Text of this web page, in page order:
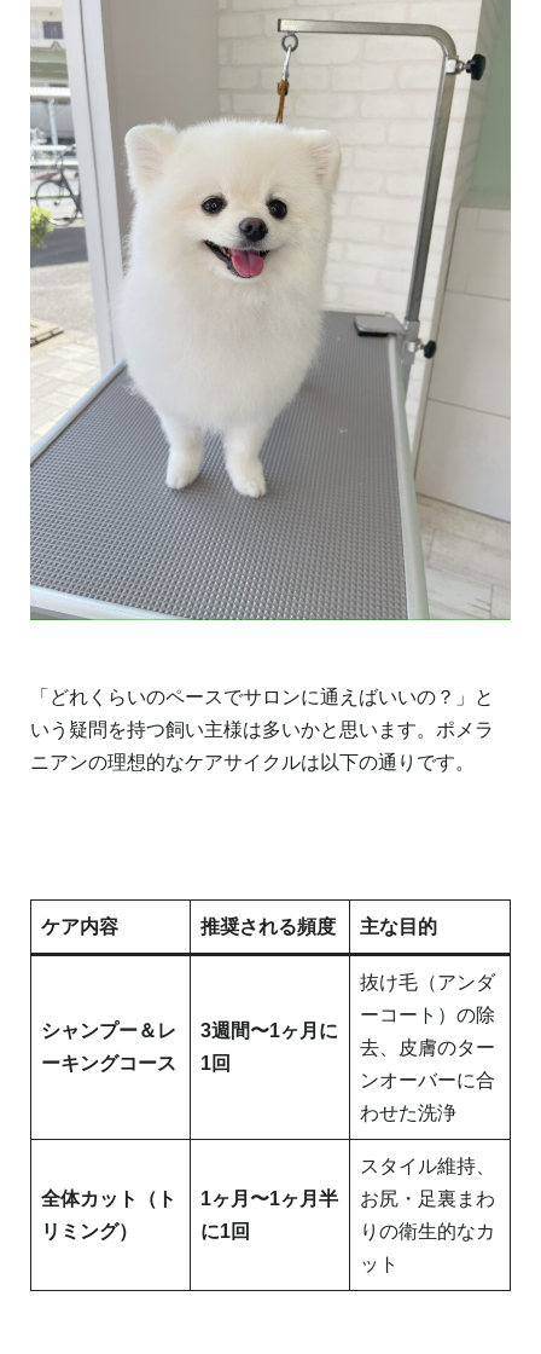
「どれくらいのペースでサロンに通えばいいの？」と
いう疑問を持つ飼い主様は多いかと思います。ポメラ
ニアンの理想的なケアサイクルは以下の通りです。
ケア内容 推奨される頻度 主な目的
シャンプー＆レ
ーキングコース
3週間〜1ヶ月に
1回
抜け毛（アンダ
ーコート）の除
去、皮膚のター
ンオーバーに合
わせた洗浄
全体カット（ト
リミング）
1ヶ月〜1ヶ月半
に1回
スタイル維持、
お尻・足裏まわ
りの衛生的なカ
ット